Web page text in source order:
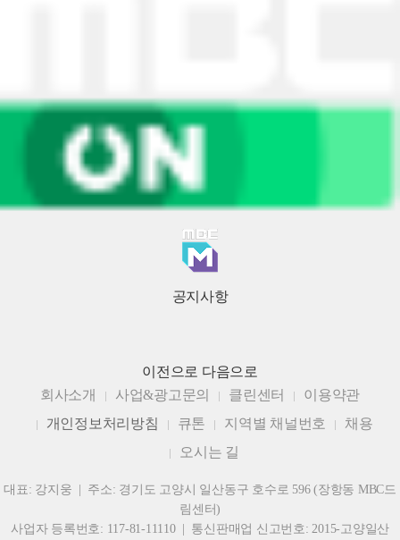
공지사항
이전으로 다음으로
회사소개
사업&광고문의 클린센터
이용약관
개인정보처리방침
큐톤 지역별 채널번호
채용
오시는 길
대표: 강지웅 | 주소: 경기도 고양시 일산동구 호수로 596 (장항동 MBC드
림센터)
사업자 등록번호: 117-81-11110 | 통신판매업 신고번호: 2015-고양일산